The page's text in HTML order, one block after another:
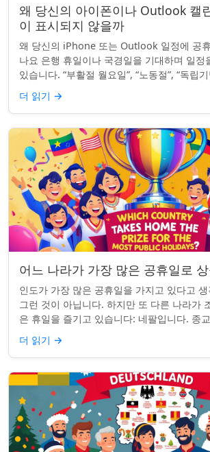
왜 당신의 아이폰이나 Outlook 캘
이 표시되지 않을까
왜 당신의 iPhone 또는 Outlook 일정에 공
나요 은행 휴일이나 국경일을 기대하며 일정
있습니다. “부활절 월요일”, “노동절”, “독립
네요. iPhon...
더 읽기 →
어느 나라가 가장 많은 공휴일로
인도가 가장 많은 공휴일을 가지고 있다고
그런 것이 아닙니다. 하지만 또 다른 나라가
은 휴일을 즐기고 있습니다: 네팔입니다. 종
적 기념일이 혼합된 네팔은 현...
더 읽기 →